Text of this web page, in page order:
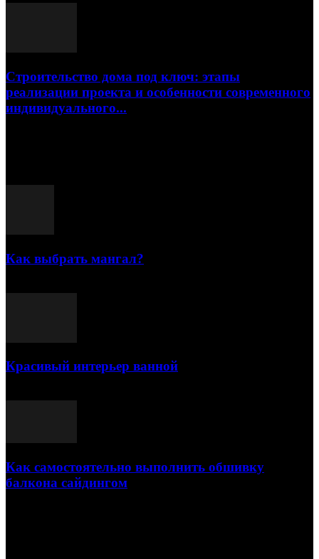
Строительство дома под ключ: этапы
реализации проекта и особенности современного
индивидуального...
Как выбрать мангал?
Красивый интерьер ванной
Как самостоятельно выполнить обшивку
балкона сайдингом